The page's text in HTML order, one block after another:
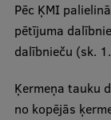
Pēc ĶMI
pētījuma
dalībnieču (sk.
Ķermeņa tauku
no kopējās